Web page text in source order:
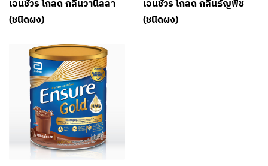
เอนชัวร์ โกลด์ กลิ่นวานิลลา
(ชนิดผง)
เอนชัวร์ โกลด์ กลิ่นธัญพืช
(ชนิดผง)